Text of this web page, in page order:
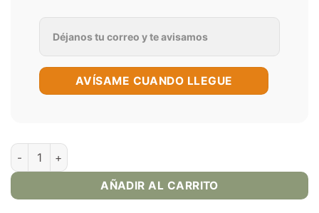
AVÍSAME CUANDO LLEGUE
Strawberry Kiwi - Loud 100ml cantidad
AÑADIR AL CARRITO